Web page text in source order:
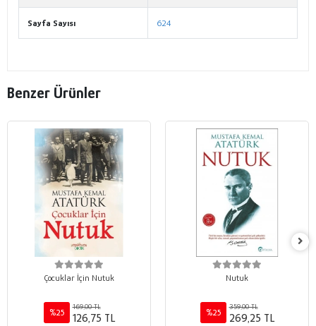
Sayfa Sayısı 624
Benzer Ürünler
Çocuklar İçin Nutuk
%25
169,00 TL
126,75 TL
Nutuk
%25
359,00 TL
269,25 TL